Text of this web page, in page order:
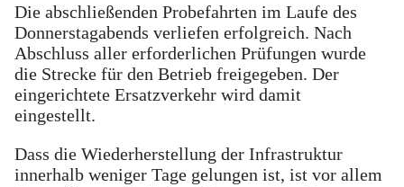
Die abschließenden Probefahrten im Laufe des
Donnerstagabends verliefen erfolgreich. Nach
Abschluss aller erforderlichen Prüfungen wurde
die Strecke für den Betrieb freigegeben. Der
eingerichtete Ersatzverkehr wird damit
eingestellt.
Dass die Wiederherstellung der Infrastruktur
innerhalb weniger Tage gelungen ist, ist vor allem